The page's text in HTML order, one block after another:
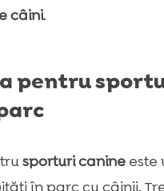
câini.
pentru
sporturi canineeste
în parc cu câinii.